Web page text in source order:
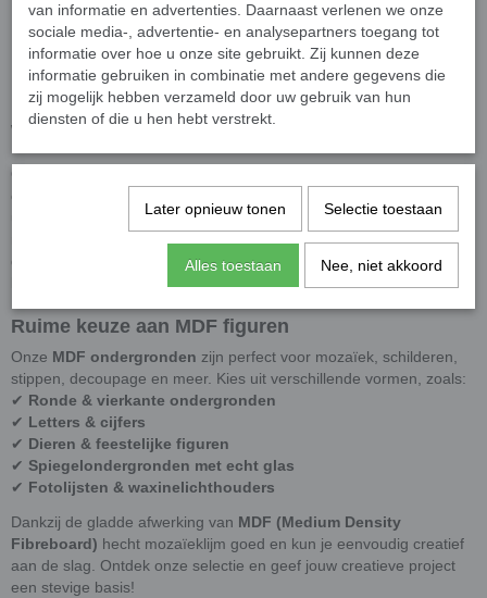
mozaïek en creatieve
decoraties -
Waxinelichthouders
Op zoek naar de perfecte
creatieve technieken? Bij
uitgebreide collectie ondergronden in diverse vormen en
materialen. Of je nu mozaïeksteentjes, verf, decoupage of andere
decoratietechnieken gebruikt, wij hebben de ideale basis voor jouw
Ruime keuze aan MDF figuren
Onze MDF ondergronden zijn perfect voor mozaïek, schilderen,
stippen, decoupage en meer. Kies uit verschillende vormen, zoals:
✔ Ronde & vierkante ondergronden
✔ Letters & cijfers
✔ Dieren & feestelijke figuren
✔ Spiegelondergronden met echt glas
✔ Fotolijsten & waxinelichthouders
Dankzij de gladde afwerking van MDF (Medium Density
Fibreboard) hecht mozaïeklijm goed en kun je eenvoudig creatief
aan de slag. Ontdek onze selectie en geef jouw creatieve project
een stevige basis!
van informatie en advertenties. Daarnaast verlenen we onze
sociale media-, advertentie- en analysepartners toegang tot
informatie over hoe u onze site gebruikt. Zij kunnen deze
informatie gebruiken in combinatie met andere gegevens die
zij mogelijk hebben verzameld door uw gebruik van hun
diensten of die u hen hebt verstrekt.
Later opnieuw tonen Selectie toestaan
Alles toestaan Nee, niet akkoord